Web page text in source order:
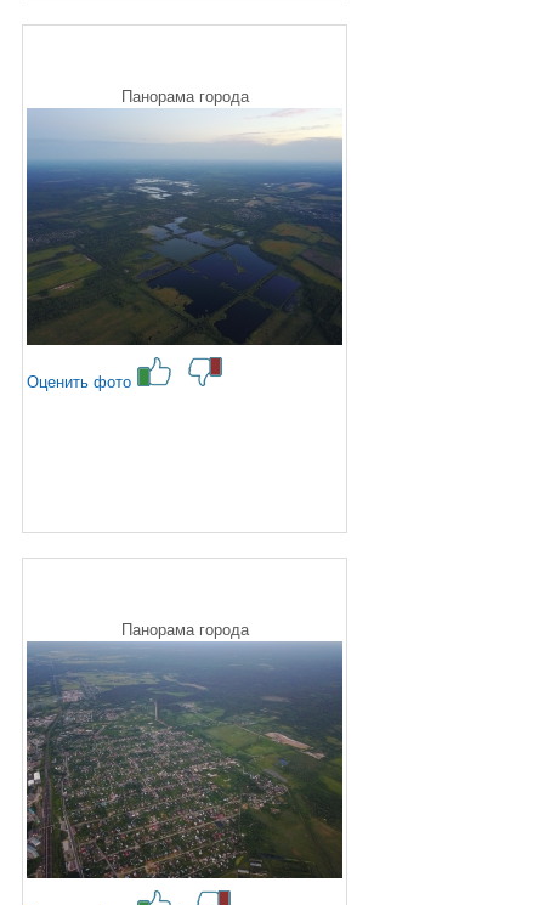
Панорама города
Оценить фото
Панорама города